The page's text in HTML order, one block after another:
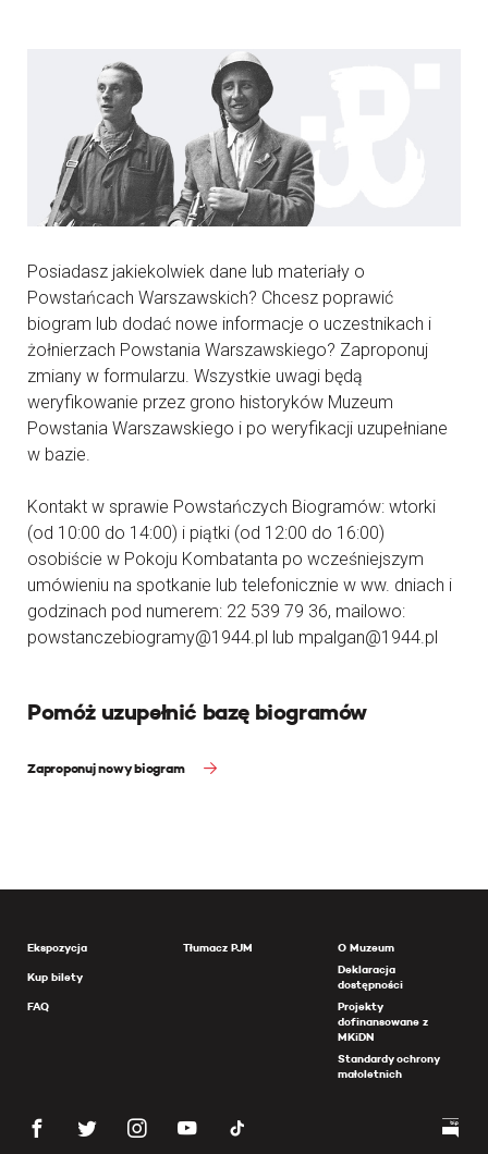
Posiadasz jakiekolwiek dane lub materiały o
Powstańcach Warszawskich? Chcesz poprawić
biogram lub dodać nowe informacje o uczestnikach i
żołnierzach Powstania Warszawskiego? Zaproponuj
zmiany w formularzu. Wszystkie uwagi będą
weryfikowanie przez grono historyków Muzeum
Powstania Warszawskiego i po weryfikacji uzupełniane
w bazie.
Kontakt w sprawie Powstańczych Biogramów: wtorki
(od 10:00 do 14:00) i piątki (od 12:00 do 16:00)
osobiście w Pokoju Kombatanta po wcześniejszym
umówieniu na spotkanie lub telefonicznie w ww. dniach i
godzinach pod numerem: 22 539 79 36, mailowo:
powstanczebiogramy@1944.pl lub mpalgan@1944.pl
Pomóż uzupełnić bazę biogramów
Zaproponuj nowy biogram
Ekspozycja
Kup bilety
FAQ
Tłumacz PJM
O Muzeum
Deklaracja
dostępności
Projekty
dofinansowane z
MKiDN
Standardy ochrony
małoletnich